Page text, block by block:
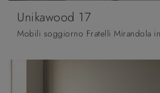
Unikawood 17